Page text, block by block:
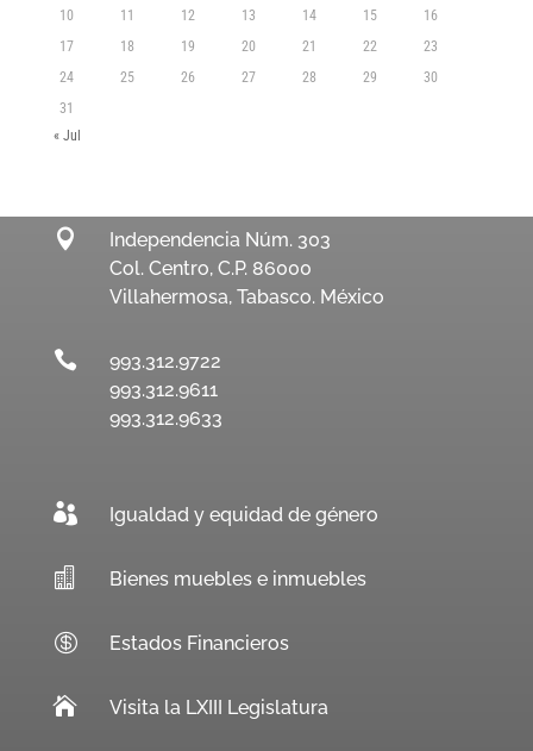
10
11 12 13 14 15
16
17
18 19 20 21 22
23
24
25 26 27 28 29
30
31
« Jul

Independencia Núm. 303
Col. Centro, C.P. 86000
Villahermosa, Tabasco. México

993.312.9722
993.312.9611
993.312.9633
 Igualdad y equidad de género
 Bienes muebles e inmuebles
 Estados Financieros
 Visita la LXIII Legislatura